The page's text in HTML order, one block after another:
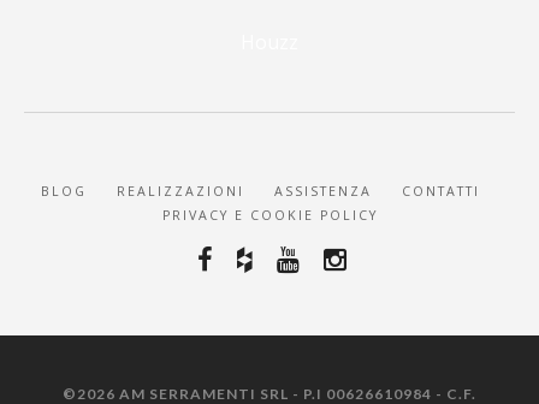
BLOG REALIZZAZIONI ASSISTENZA
CONTATTI
PRIVACY E COOKIE POLICY
©2026 AM SERRAMENTI SRL - P.I 00626610984 - C.F.